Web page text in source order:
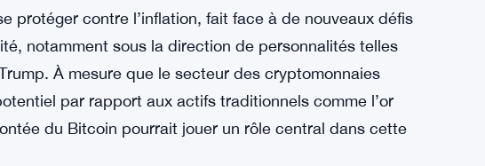
protéger contre l’inflation, fait face à de nouveaux défis
notamment sous la direction de personnalités telles
À mesure que le secteur des cryptomonnaies
par rapport aux actifs traditionnels comme l’or
du Bitcoin pourrait jouer un rôle central dans cette